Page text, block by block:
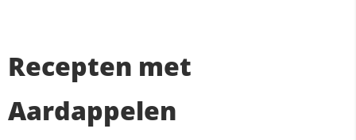
Recepten met
Aardappelen